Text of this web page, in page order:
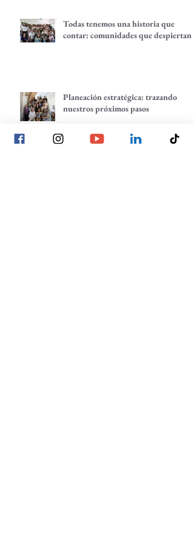
Todas tenemos una historia que
contar: comunidades que despiertan
Planeación estratégica: trazando
nuestros próximos pasos